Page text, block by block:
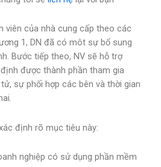
viên của nhà cung cấp theo các
1, DN đã có môt sự bổ sung
Bước tiếp theo, NV sẽ hỗ trợ
được thành phần tham gia
sự phối hợp các bên và thời gian
định rõ mục tiêu này:
nghiệp có sử dụng phần mềm